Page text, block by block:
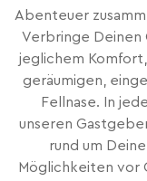
Abenteuer
Verbringe Deinen
jeglichem
geräumigen,
Fellnase. In
unseren
rund um
Möglichkeiten vor